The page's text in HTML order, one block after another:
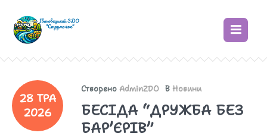
28 ТРА
2026
Створено AdminZDO В Новини
БЕСІДА “ДРУЖБА БЕЗ
БАР’ЄРІВ”